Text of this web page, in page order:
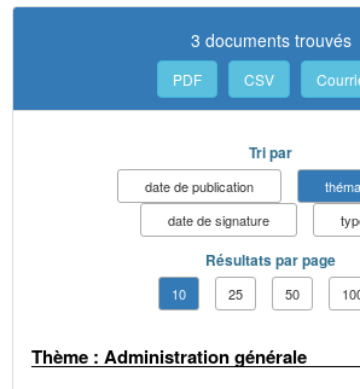
3 documents trouvés
PDF CSV
Tri par
date de publication
date de signature
Résultats par page
10 25 50
Thème : Administration générale